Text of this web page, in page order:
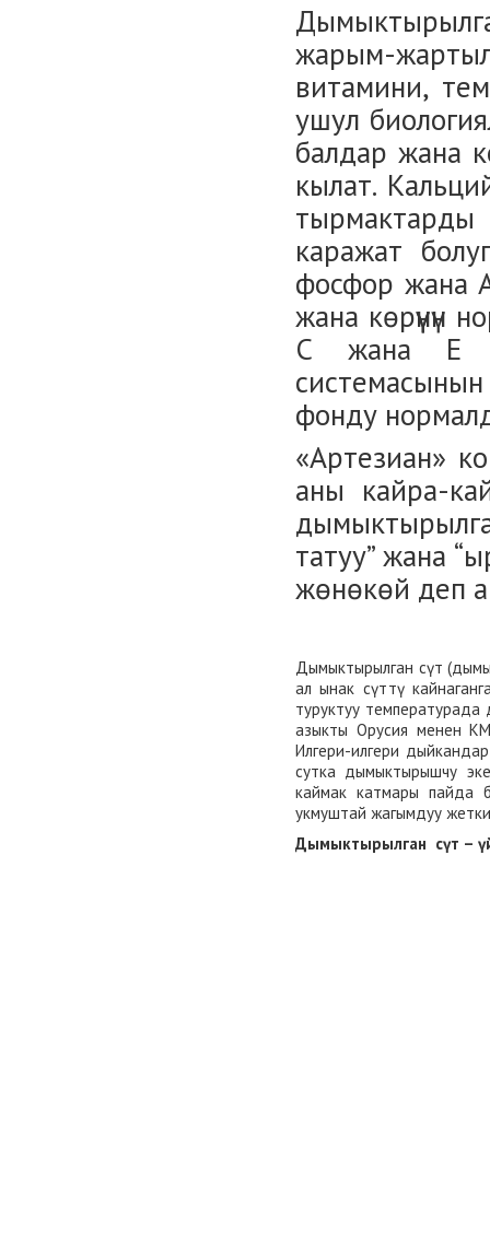
жарым-
витамини,
ушул
балдар жана
кылат.
каражат
фосфор жана
жана көрүүнүн
С жана Е
фонду
«Артезиан»
аны кайра-
татуу” жана
жөнөкөй деп
Дымыктырылган сүт
ал ынак сүттү
туруктуу
азыкты Орусия менен
Илгери-илгери
сутка дымыктырышчу
каймак катмары пайда
укмуштай жагымдуу
Дымыктырылган сүт –